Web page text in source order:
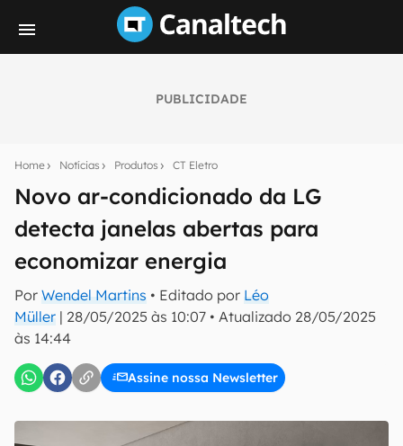
PUBLICIDADE
Home Notícias Produtos CT Eletro
Novo ar-condicionado da LG
detecta janelas abertas para
economizar energia
Por Wendel Martins • Editado por Léo
Müller | 28/05/2025 às 10:07 • Atualizado 28/05/2025
às 14:44
Assine nossa Newsletter
notícias e reviews sobre tecnologia em primeira
E-mail
inscreva-se
Uso e Política de Privacidade do Canaltech.